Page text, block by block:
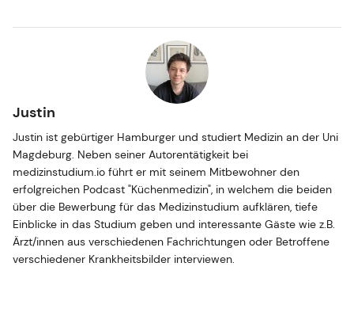
Justin
Justin ist gebürtiger Hamburger und studiert Medizin an der Uni
Magdeburg. Neben seiner Autorentätigkeit bei
medizinstudium.io führt er mit seinem Mitbewohner den
erfolgreichen Podcast "Küchenmedizin", in welchem die beiden
über die Bewerbung für das Medizinstudium aufklären, tiefe
Einblicke in das Studium geben und interessante Gäste wie z.B.
Ärzt/innen aus verschiedenen Fachrichtungen oder Betroffene
verschiedener Krankheitsbilder interviewen.